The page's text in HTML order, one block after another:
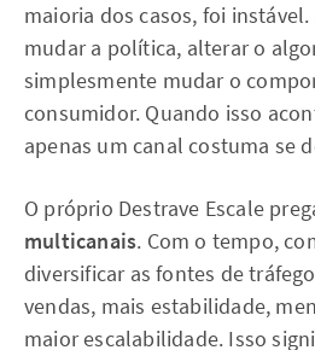
maioria dos casos, foi
mudar a política, alterar o
simplesmente mudar o
consumidor. Quando isso
apenas um canal costuma se
O próprio Destrave Escale
multicanais. Com o tempo,
diversificar as fontes de
vendas, mais estabilidade,
maior escalabilidade. Isso